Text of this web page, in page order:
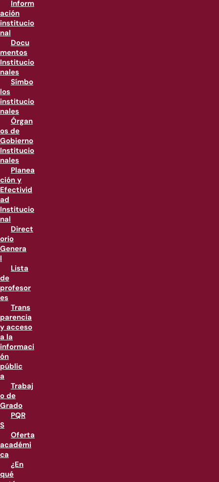
Inform
ación
institucio
nal
Docu
mentos
Institucio
nales
Símbo
los
institucio
nales
Órgan
os de
Gobierno
Institucio
nales
Planea
ción y
Efectivid
ad
Institucio
nal
Direct
orio
Genera
l
Lista
de
profesor
es
Trans
parencia
y acceso
a la
informaci
ón
públic
a
Trabaj
o de
Grado
PQR
S
Oferta
académi
ca
¿En
qué